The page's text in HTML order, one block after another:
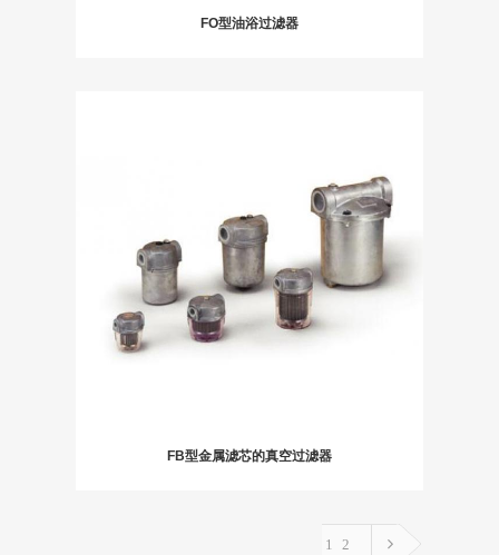
FO型油浴过滤器
FB型金属滤芯的真空过滤器
1 2